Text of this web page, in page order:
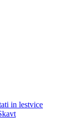
in lestvice